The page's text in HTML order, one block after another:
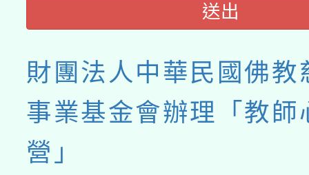
送出
財團法人中華民國佛教
事業基金會辦理「教師
營」